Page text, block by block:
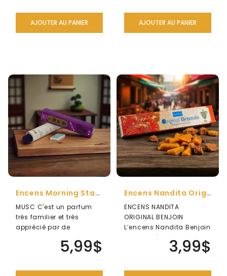
AJOUTER AU PANIER AJOUTER AU PANIER
Encens Morning Star Musc
MUSC C'est un parfum
très familier et très
apprécié par de
Son arôme terreu..5,99$
Encens Nandita Original Benjoin 15g
ENCENS NANDITA
ORIGINAL BENJOIN
L’encens Nandita Benjoin
donnera à votre maison
un parfum sensuel..3,99$